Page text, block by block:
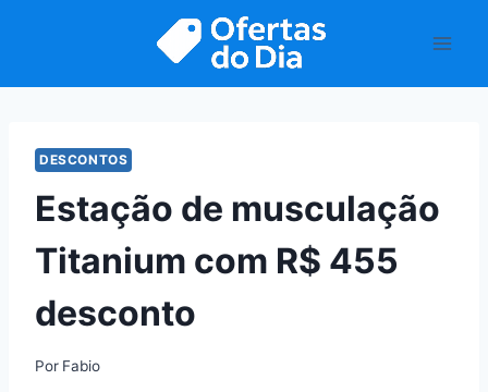
DESCONTOS
Estação de musculação
Titanium com R$ 455
desconto
Por Fabio